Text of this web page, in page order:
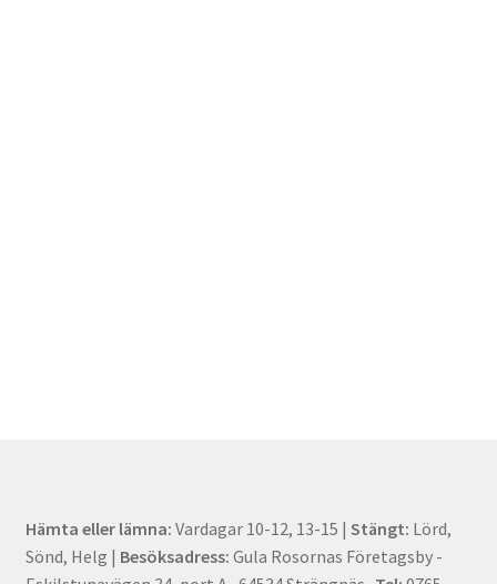
Hämta eller lämna: Vardagar 10-12, 13-15 | Stängt: Lörd,
Sönd, Helg | Besöksadress: Gula Rosornas Företagsby -